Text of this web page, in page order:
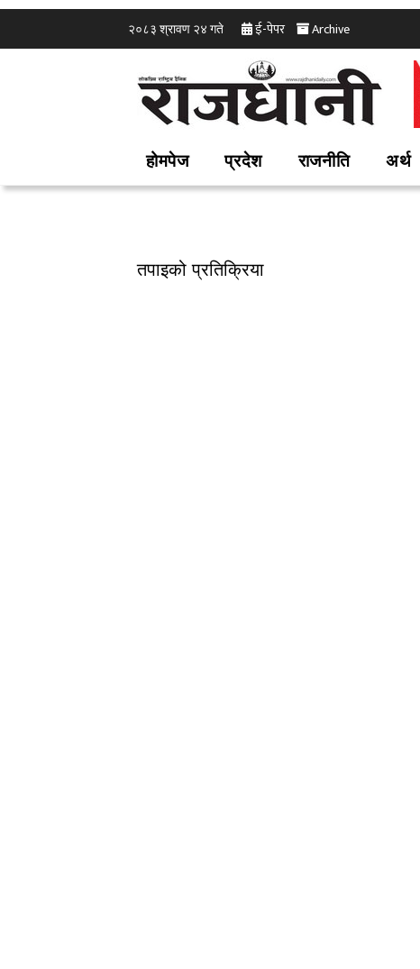
२०८३ श्रावण २४ गते ई-पेपर Archive
होमपेज प्रदेश राजनीति अर्थ
तपाइको प्रतिक्रिया